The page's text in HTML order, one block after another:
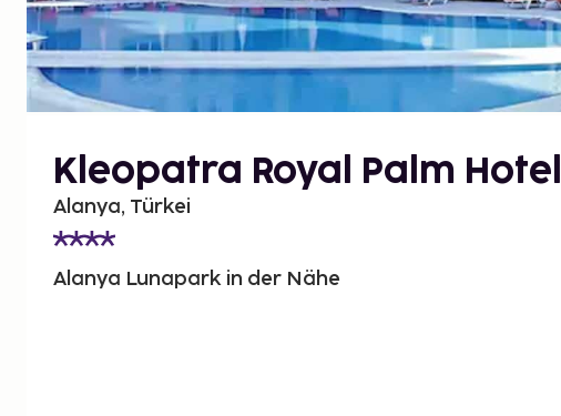
Kleopatra Royal Palm Hotel
Alanya, Türkei
Alanya Lunapark in der Nähe